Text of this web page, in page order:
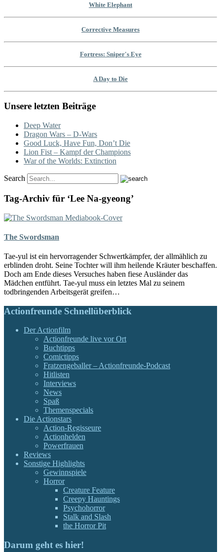
White Elephant
Corrective Measures
Fortress: Sniper's Eye
A Day to Die
Unsere letzten Beiträge
Deep Water
Dragon Wars – D-Wars
Good Luck, Have Fun, Don’t Die
Lion Fist – Kampf der Champions
War of the Worlds: Extinction
Search
Tag-Archiv für ‘Lee Na-gyeong’
The Swordsman
Tae-yul ist ein hervorragender Schwertkämpfer, der allmählich zu
erblinden droht. Seine Tochter will ihm heilende Kräuter beschaffen.
Doch am Ende dieses Versuches haben fiese Ausländer das
Mädchen entführt. Tae-yul muss ein letztes Mal zu seinem
todbringenden Arbeitsgerät greifen…
Actionfreunde Schnellüberblick
Der Actionfilm
Actionfreunde live vor Ort
Buchtipps
Comictipps
Fratzengeballer – Actionfreunde-Podcast
Hitlisten
Interviews
News
Spaß
Themenspecials
Die Actionstars
Action-Regisseure
Actionhelden
Powerfrauen
Reviews
Sonstige Highlights
Gewinnspiele
Horror
Creature Feature
Creepy Hauntings
Psychohorror
Stalk and Slash
the Horror Pit
Darum geht es hier!